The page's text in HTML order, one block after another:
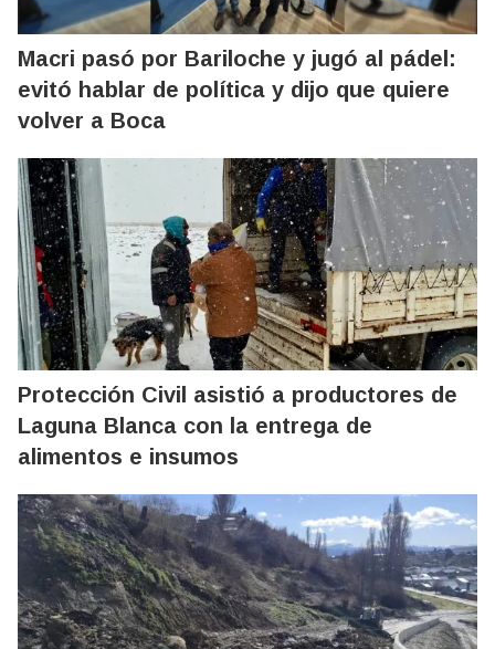
Macri pasó por Bariloche y jugó al pádel:
evitó hablar de política y dijo que quiere
volver a Boca
Protección Civil asistió a productores de
Laguna Blanca con la entrega de
alimentos e insumos